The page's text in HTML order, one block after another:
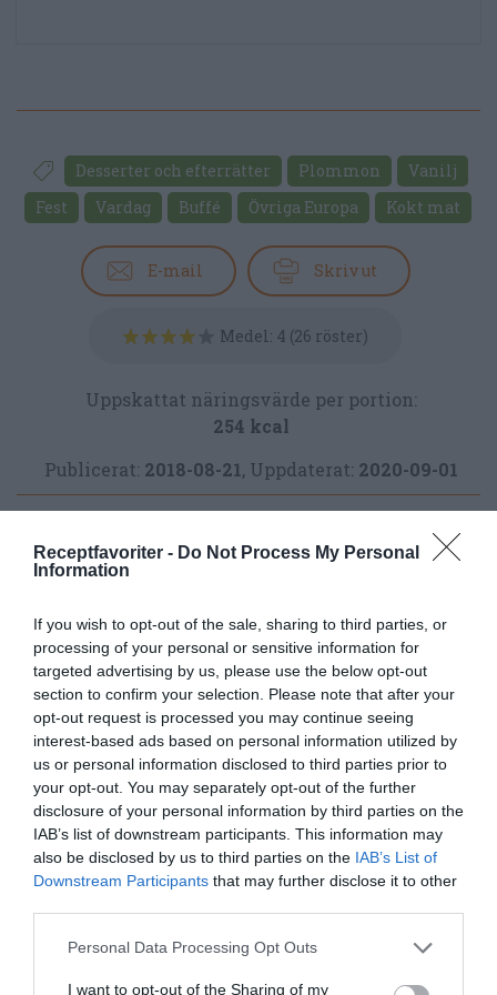
Receptfavoriter - Do Not Process My Personal
Information
If you wish to opt-out of the sale, sharing to third parties, or
processing of your personal or sensitive information for
targeted advertising by us, please use the below opt-out
section to confirm your selection. Please note that after your
opt-out request is processed you may continue seeing
interest-based ads based on personal information utilized by
us or personal information disclosed to third parties prior to
your opt-out. You may separately opt-out of the further
disclosure of your personal information by third parties on the
IAB’s list of downstream participants. This information may
also be disclosed by us to third parties on the IAB’s List of
Downstream Participants that may further disclose it to other
Personal Data Processing Opt Outs
I want to opt-out of the Sharing of my
Desserter och efterrätter Plommon
Vanilj
Fest
Vardag Buffé Övriga Europa Kokt mat
E-mail Skriv ut
Medel: 4 (26 röster)
Uppskattat näringsvärde per portion:
254 kcal
Publicerat: 2018-08-21, Uppdaterat: 2020-09-01
Författare:Henrik
Mattsson
Jag är matskribent samt kock
med en fil. kand i
Måltidsvetenskap från
restauranghögskolan i Grythyttan. På denna sida
delar jag med mig av tusentals olika recept för alla
smaker - noviser som hemmakockar. Alla recept
har jag provlagat, skrivit och fotat så att du ska
kunna laga dem med bästa resultat hemma. Läs mer
om mig
Tillbehör och liknande: